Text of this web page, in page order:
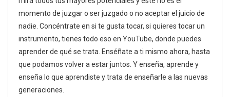
momento de juzgar o ser juzgado o no aceptar el juicio de
nadie. Concéntrate en si te gusta tocar, si quieres tocar un
instrumento, tienes todo eso en YouTube, donde puedes
aprender de qué se trata. Enséñate a ti mismo ahora, hasta
que podamos volver a estar juntos. Y enseña, aprende y
enseña lo que aprendiste y trata de enseñarle a las nuevas
generaciones.